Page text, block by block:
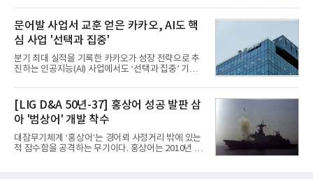
는 조종사가 휴대하는 명령통신장치(PDU, P
체별로 엇갈린 가운데 하반기 신작 흥행과 해외 시장
성과가 실적을 좌우할 핵심 변수로 떠오르고 있다.8일
업계에 따르면 올해 상반기 게임업계는 기업별 성적
표가 크게 갈렸다. 대표적으로 크래프톤은 'PUBG: 배
틀그라운드'의 안정적인 성장에 힘입어 상반기 연결
기준 매출 2조6616억원, 영업이익 9725억원으로 역
대 최대 실적을 기록했다. 엔씨도 올해 출시한 '아이온
동기 대
문어발 사업서 교훈 얻은 카카오, AI도 핵
심 사업 '선택과 집중'
분기 최대 실적을 기록한 카카오가 성장 전략으로 추
진하는 인공지능(AI) 사업에서도 ‘선택과 집중’ 기조
라 투자에 나서는 것과 달리, 카카오는 ‘카카오톡’이
라는 플랫폼 경쟁력을 활용한 AI 에이전트 서비스에
집중하는 전략이다. 과거 무리한 사업 확장 과정에서
겪었던 시행착오를 되풀이하지 않고 핵심 역량에 집
중하겠다는 취지로 풀이된다.7일 업계에 따르면 카카
오는 올해 2분기 연결 기준 매출 2조985억원, 영업이
익 2770억원을 기록했다. 전년 동기 대비 매출과 영업
[LIG D&A 50년-37] 홍상어 성공 발판 삼
아 '범상어' 개발 착수
대잠무기체계 ‘홍상어’는 경어뢰 사정거리 밖에 있는
적 잠수함을 공격하는 무기이다. 홍상어는 2010년 넥